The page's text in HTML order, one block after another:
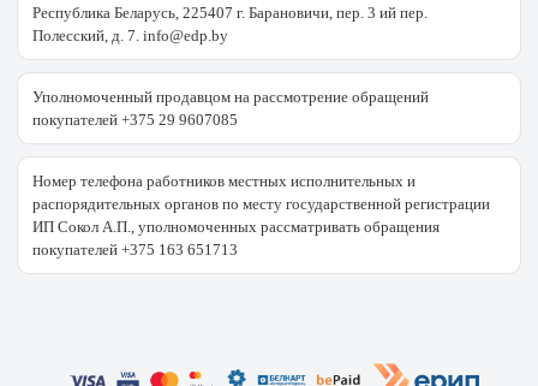
Республика Беларусь, 225407 г. Барановичи, пер. 3 ий пер.
Полесский, д. 7. info@edp.by
Уполномоченный продавцом на рассмотрение обращений
покупателей +375 29 9607085
Номер телефона работников местных исполнительных и
распорядительных органов по месту государственной регистрации
ИП Сокол А.П., уполномоченных рассматривать обращения
покупателей +375 163 651713